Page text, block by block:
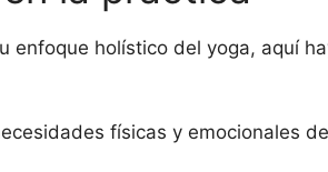
enfoque holístico del yoga, aquí
físicas y emocionales